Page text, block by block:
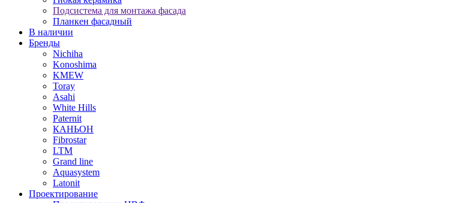
Подсистема для монтажа фасада
Планкен фасадный
В наличии
Бренды
Nichiha
Konoshima
KMEW
Toray
Asahi
White Hills
Paternit
КАНЬОН
Fibrostar
LTM
Grand line
Aquasystem
Latonit
Проектирование